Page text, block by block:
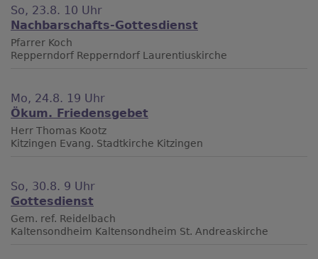
So, 23.8. 10 Uhr
Nachbarschafts-Gottesdienst
Pfarrer Koch
Repperndorf Repperndorf Laurentiuskirche
Mo, 24.8. 19 Uhr
Ökum. Friedensgebet
Herr Thomas Kootz
Kitzingen Evang. Stadtkirche Kitzingen
So, 30.8. 9 Uhr
Gottesdienst
Gem. ref. Reidelbach
Kaltensondheim Kaltensondheim St. Andreaskirche